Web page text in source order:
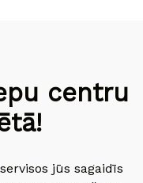
centru
jūs sagaidīs